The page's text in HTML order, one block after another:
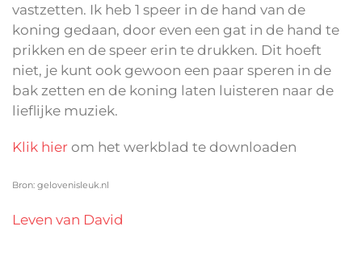
vastzetten. Ik heb 1 speer in de hand van de
koning gedaan, door even een gat in de hand te
prikken en de speer erin te drukken. Dit hoeft
niet, je kunt ook gewoon een paar speren in de
bak zetten en de koning laten luisteren naar de
lieflijke muziek.
Klik hier om het werkblad te downloaden
Bron: gelovenisleuk.nl
Leven van David